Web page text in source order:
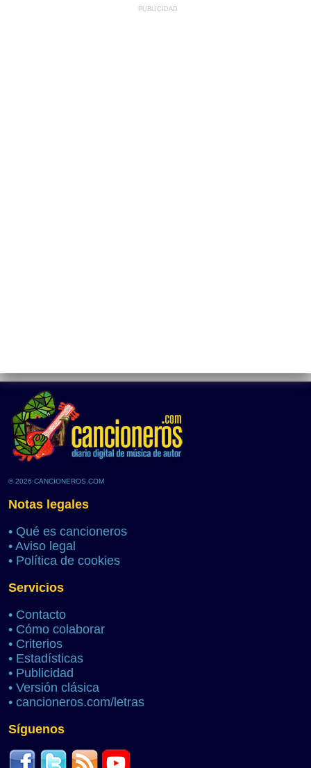
PUBLICIDAD
© 2026 CANCIONEROS.COM
Notas legales
• Qué es cancioneros
• Aviso legal
• Política de cookies
Servicios
• Contacto
• Cómo colaborar
• Criterios
• Estadísticas
• Publicidad
• Versión clásica
• cancioneros.com/letras
Síguenos